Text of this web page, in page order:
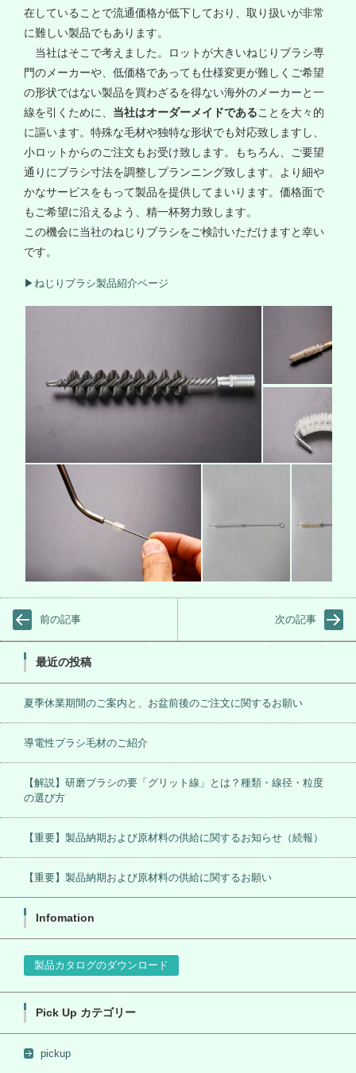
在していることで流通価格が低下しており、取り扱いが非常
に難しい製品でもあります。
当社はそこで考えました。ロットが大きいねじりブラシ専
門のメーカーや、低価格であっても仕様変更が難しくご希望
の形状ではない製品を買わざるを得ない海外のメーカーと一
線を引くために、 当社はオーダーメイドであることを大々的
に謳います。特殊な毛材や独特な形状でも対応致しますし、
小ロットからのご注文もお受け致します。もちろん、ご要望
通りにブラシ寸法を調整しプランニング致します。より細や
かなサービスをもって製品を提供してまいります。価格面で
もご希望に沿えるよう、精一杯努力致します。
この機会に当社のねじりブラシをご検討いただけますと幸い
です。
▶ねじりブラシ製品紹介ページ
前の記事 次の記事
最近の投稿
夏季休業期間のご案内と、お盆前後のご注文に関するお願い
導電性ブラシ毛材のご紹介
【解説】研磨ブラシの要「グリット線」とは？種類・線径・粒度
の選び方
【重要】製品納期および原材料の供給に関するお知らせ（続報）
【重要】製品納期および原材料の供給に関するお願い
Infomation
製品カタログのダウンロード
Pick Up カテゴリー
pickup